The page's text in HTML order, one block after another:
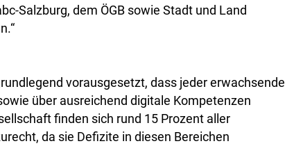
Salzburg, dem ÖGB sowie Stadt und Land
vorausgesetzt, dass jeder erwachsende
über ausreichend digitale Kompetenzen
finden sich rund 15 Prozent aller
da sie Defizite in diesen Bereichen